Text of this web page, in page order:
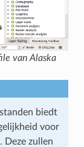
van Alaska
biedt
voor
Deze zullen